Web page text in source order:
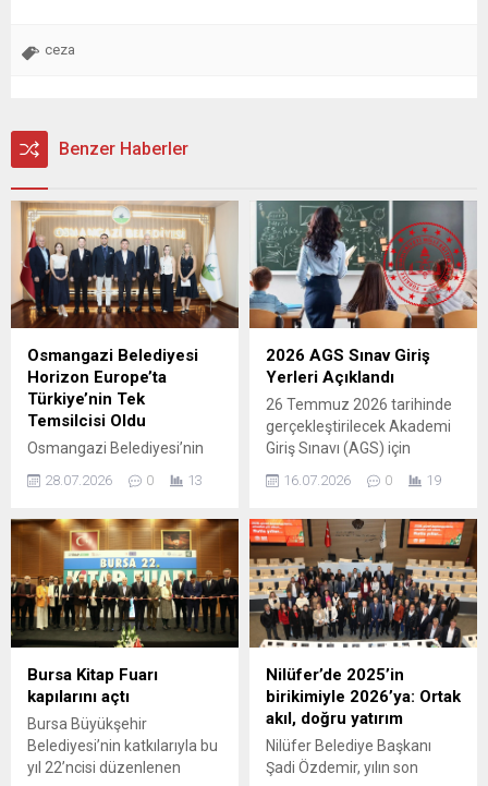
ceza
Benzer Haberler
Osmangazi Belediyesi
Horizon Europe’ta
Türkiye’nin Tek
Temsilcisi Oldu
Osmangazi Belediyesi’nin
ortağı olduğu “EVAL-INNO”
projesi, Avrupa Birliği’nin
kapsamında desteklenmeye
hak kazandı. Üç kıtadan 12
kurumun bulunduğu projede
Osmangazi Belediyesi,
Türkiye’nin tek resmi
belediye temsilcisi olarak
yer alacak. Osmangazi
Belediyesi, uluslararası iş
birliklerine bir yenisini daha
ekledi. Belediyenin resmi
ortak olduğu “EVAL-INNO”
projesi, Avrupa Birliği’nin
28.07.2026 0 13
2026 AGS Sınav Giriş
Yerleri Açıklandı
26 Temmuz 2026 tarihinde
gerçekleştirilecek Akademi
Giriş Sınavı (AGS) için
adayların sınava giriş yerleri
ÖSYM tarafından erişime
adayların bina ve salon
atama işlemleri
tamamlanmış olup,
bilgilerine Aday İşlemleri
Sistemi (AİS) üzerinden
ulaşmaları mümkün.
Adaylar, 16 Temmuz 2026
saat 11.00‘den itibaren T.C.
kimlik numaraları ve aday
şifreleriyle ÖSYM...
16.07.2026 0 19
Bursa Kitap Fuarı
kapılarını açtı
Bursa Büyükşehir
Belediyesi’nin katkılarıyla bu
yıl 22’ncisi düzenlenen
Nilüfer’de 2025’in
birikimiyle 2026’ya: Ortak
akıl, doğru yatırım
Nilüfer Belediye Başkanı
Şadi Özdemir, yılın son